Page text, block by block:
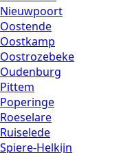
Nieuwpoort
Oostende
Oostkamp
Oostrozebeke
Oudenburg
Pittem
Poperinge
Roeselare
Ruiselede
Spiere-Helkijn